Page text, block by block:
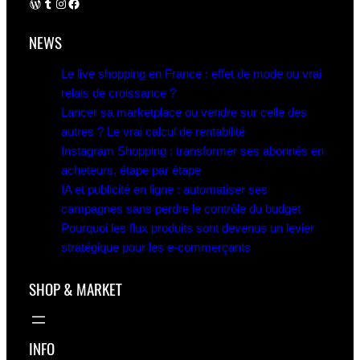
NEWS
Le live shopping en France : effet de mode ou vrai
relais de croissance ?
Lancer sa marketplace ou vendre sur celle des
autres ? Le vrai calcul de rentabilité
Instagram Shopping : transformer ses abonnés en
acheteurs, étape par étape
IA et publicité en ligne : automatiser ses
campagnes sans perdre le contrôle du budget
Pourquoi les flux produits sont devenus un levier
stratégique pour les e-commerçants
SHOP & MARKET
INFO